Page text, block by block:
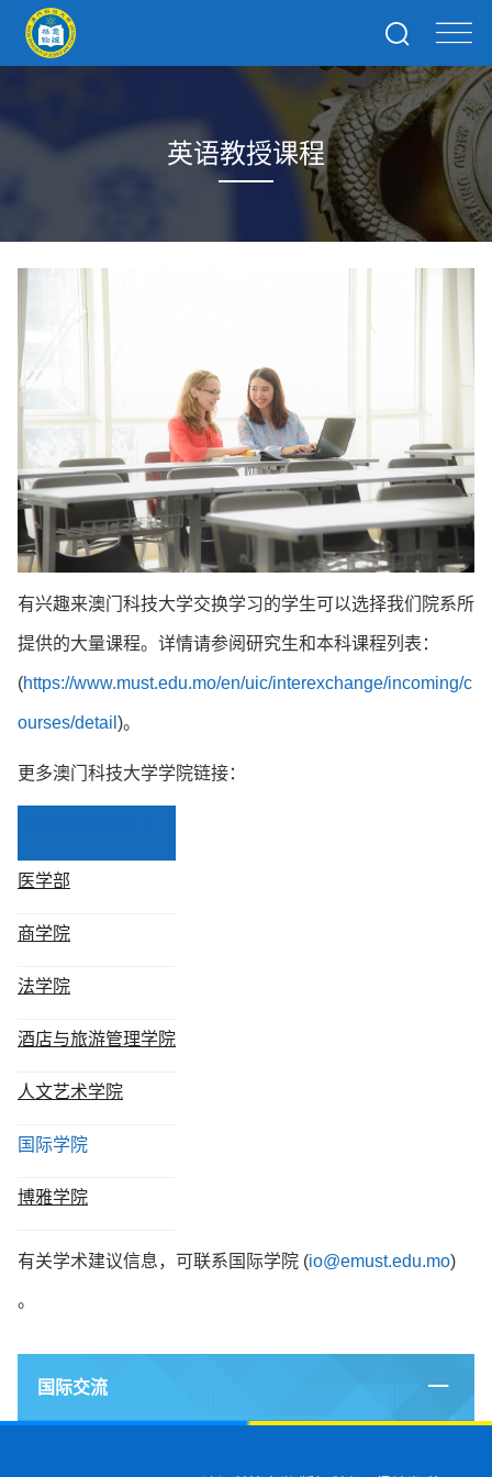
英语教授课程
有兴趣来澳门科技大学交换学习的学生可以选择我们院系所
提供的大量课程。详情请参阅研究生和本科课程列表：
(https://www.must.edu.mo/en/uic/interexchange/incoming/c
ourses/detail )。
更多澳门科技大学学院链接：
医学部
商学院
法学院
酒店与旅游管理学院
人文艺术学院
国际学院
博雅学院
有关学术建议信息，可联系国际学院 (io@emust.edu.mo)
。
国际交流